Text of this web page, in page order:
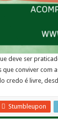
deve ser
conviver com
credo é livre,
Stumbleupon